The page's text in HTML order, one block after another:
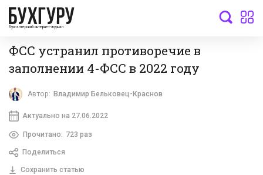
бухгалтерский интернет-журнал
ФСС устранил противоречие в
заполнении 4-ФСС в 2022 году
Автор: Владимир Бельковец-Краснов
Актуально на 27.06.2022
Прочитано: 723 раз
Поделиться
Сохранить статью